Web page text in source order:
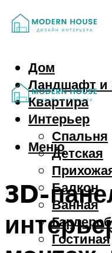
Дом
Ландшафт и
Квартира
Интерьер
Спальня
Детская
Балкон
Ванная
Гардероб
Гостиная
Меню
3D-